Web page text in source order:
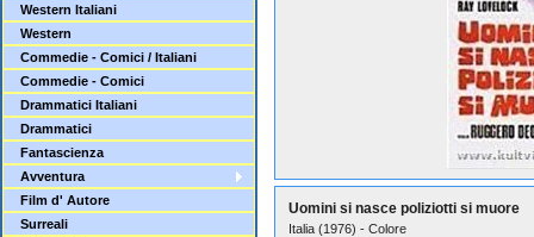
Western Italiani
Western
Commedie - Comici / Italiani
Commedie - Comici
Drammatici Italiani
Drammatici
Fantascienza
Avventura
Film d' Autore
Surreali
Uomini si nasce poliziotti si muore
Italia (1976) - Colore